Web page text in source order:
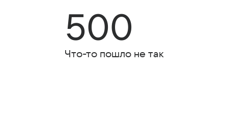
500
Что-то пошло не так